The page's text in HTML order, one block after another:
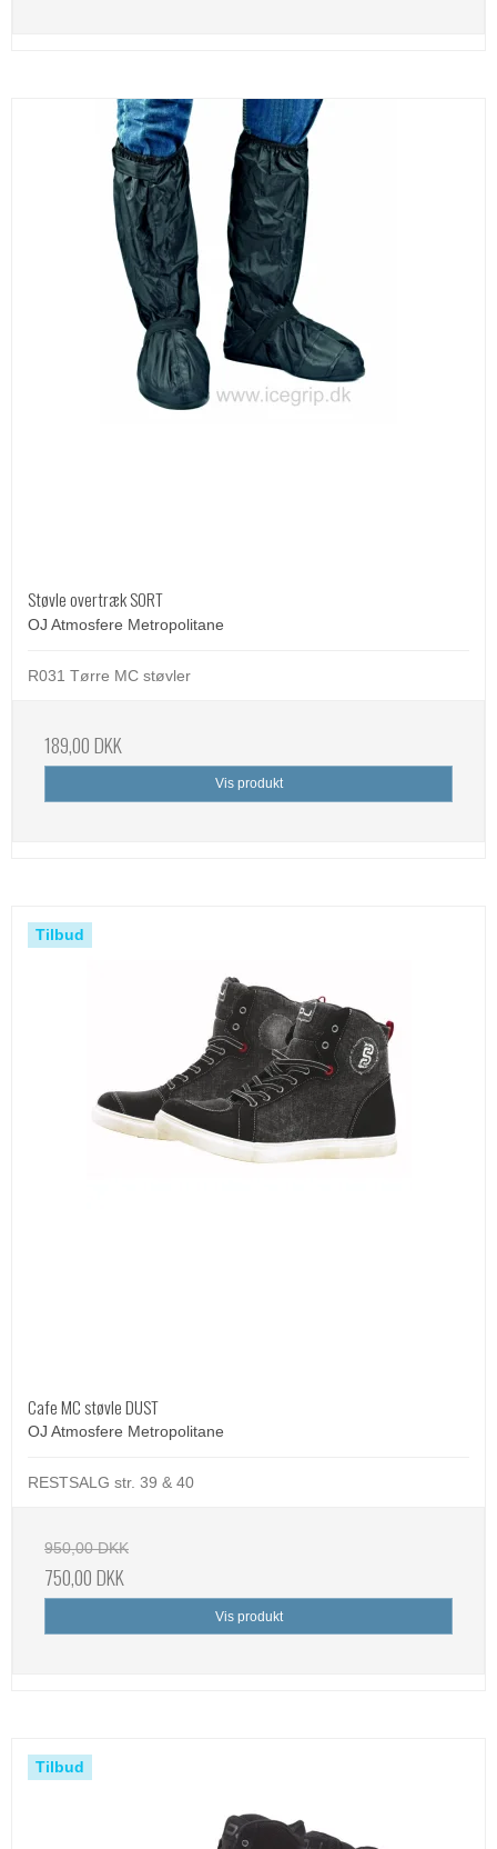
Støvle overtræk SORT
OJ Atmosfere Metropolitane
R031 Tørre MC støvler
189,00 DKK
Vis produkt
Tilbud
Cafe MC støvle DUST
OJ Atmosfere Metropolitane
RESTSALG str. 39 & 40
950,00 DKK
750,00 DKK
Vis produkt
Tilbud